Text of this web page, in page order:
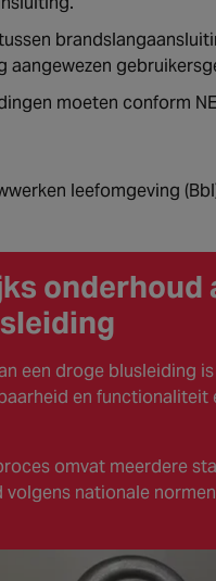
aangewezen
moeten conform
leefomgeving
onderhoud
een droge blusleiding
en functionaliteit
omvat meerdere
nationale